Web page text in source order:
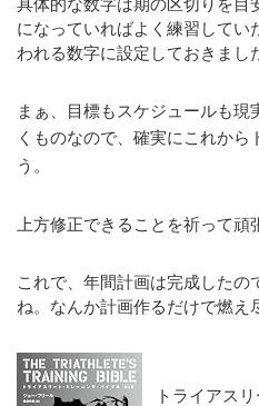
になっていればよく練習してい
われる数字に設定しておきまし
まぁ、目標もスケジュールも
くものなので、 確実にこれから
う。
上方修正できることを祈って頑
これで、年間計画は完成したの
ね。なんか計画作るだけで燃え
トライアス